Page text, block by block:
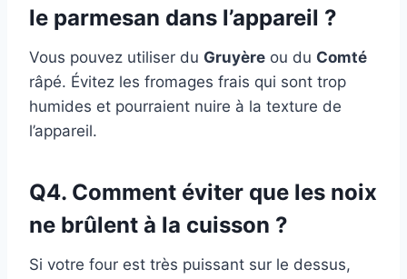
le parmesan dans l’appareil ?
Vous pouvez utiliser du Gruyère ou du Comté
râpé. Évitez les fromages frais qui sont trop
humides et pourraient nuire à la texture de
l’appareil.
Q4. Comment éviter que les noix
ne brûlent à la cuisson ?
Si votre four est très puissant sur le dessus,